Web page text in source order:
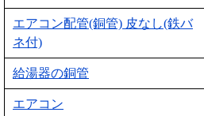
エアコン配管(銅管) 皮なし(鉄バ
ネ付)
給湯器の銅管
エアコン